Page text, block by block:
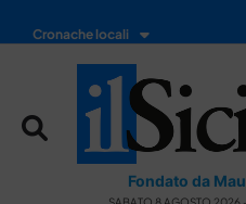
Cronache locali
Fondato da